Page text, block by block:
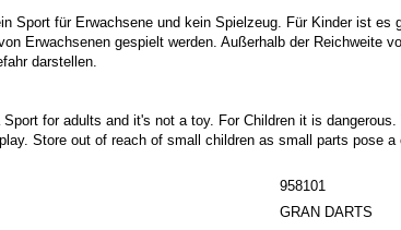
Sport für Erwachsene und kein Spielzeug. Für Kinder ist es
Erwachsenen gespielt werden. Außerhalb der Reichweite
darstellen.
for adults and it's not a toy. For Children it is
Store out of reach of small children as small parts pose a
958101
GRAN DARTS